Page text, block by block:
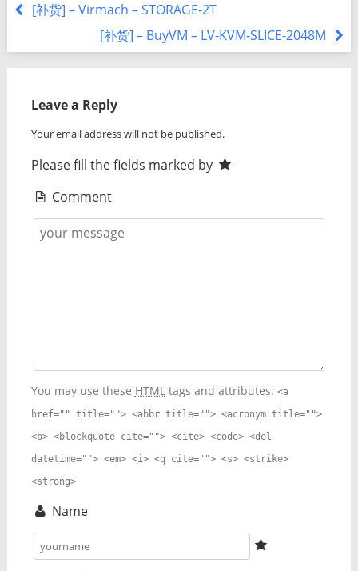
[补货] – Virmach – STORAGE-2T
[补货] – BuyVM – LV-KVM-SLICE-2048M
Leave a Reply
Your email address will not be published.
Please fill the fields marked by
Comment
You may use these HTMLtags and attributes: <a
href="" title=""> <abbr title=""> <acronym title="">
<b> <blockquote cite=""> <cite> <code> <del
datetime=""> <em> <i> <q cite=""> <s> <strike>
<strong>
Name